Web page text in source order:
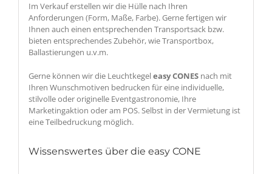
Im Verkauf erstellen wir die Hülle nach Ihren
Anforderungen (Form, Maße, Farbe). Gerne fertigen wir
Ihnen auch einen entsprechenden Transportsack bzw.
bieten entsprechendes Zubehör, wie Transportbox,
Ballastierungen u.v.m.
Gerne können wir die Leuchtkegeleasy CONESnach mit
Ihren Wunschmotiven bedrucken für eine individuelle,
stilvolle oder originelle Eventgastronomie, Ihre
Marketingaktion oder am POS. Selbst in der Vermietung ist
eine Teilbedruckung möglich.
Wissenswertes über die easy CONE